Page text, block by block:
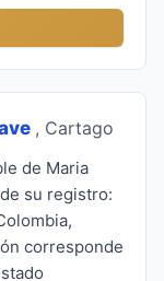
, Cartago
de Maria
su registro:
corresponde